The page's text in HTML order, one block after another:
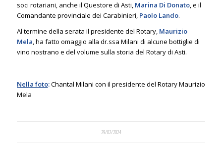
soci rotariani, anche il Questore di Asti, Marina Di Donato, e il
Comandante provinciale dei Carabinieri, Paolo Lando.
Al termine della serata il presidente del Rotary, Maurizio
Mela, ha fatto omaggio alla dr.ssa Milani di alcune bottiglie di
vino nostrano e del volume sulla storia del Rotary di Asti.
Nella foto:Chantal Milani con il presidente del Rotary Maurizio
Mela
29/02/2024